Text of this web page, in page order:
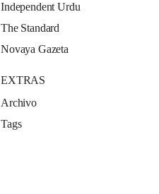
Independent Urdu
The Standard
Novaya Gazeta
EXTRAS
Archivo
Tags